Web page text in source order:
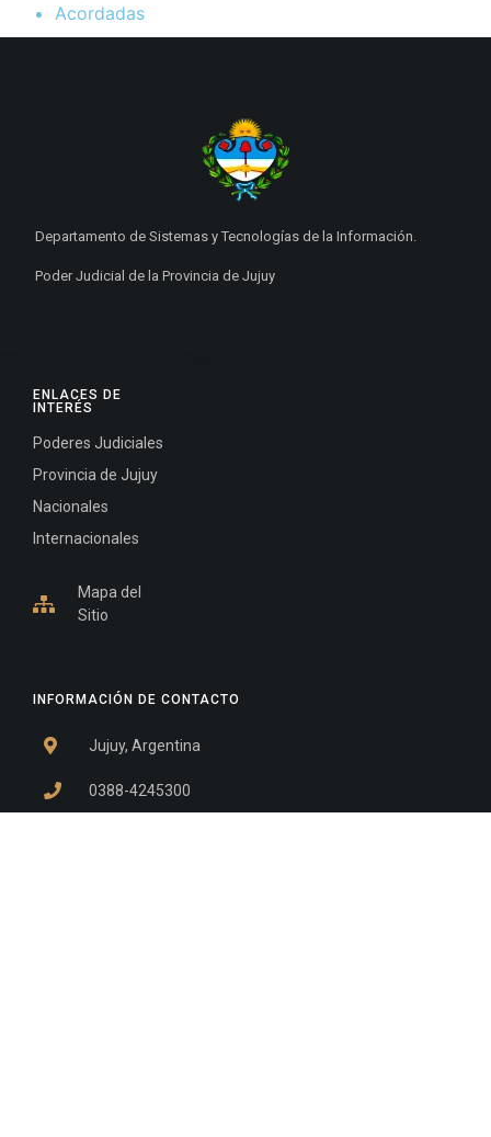
Acordadas
INFORMACIÓN DE CONTACTO
Jujuy, Argentina
0388-4245300
ENLACES DE
INTERÉS
Poderes Judiciales
Provincia de Jujuy
Nacionales
Internacionales
Mapa del
Sitio
Departamento de Sistemas y Tecnologías de la Información.
Poder Judicial de la Provincia de Jujuy